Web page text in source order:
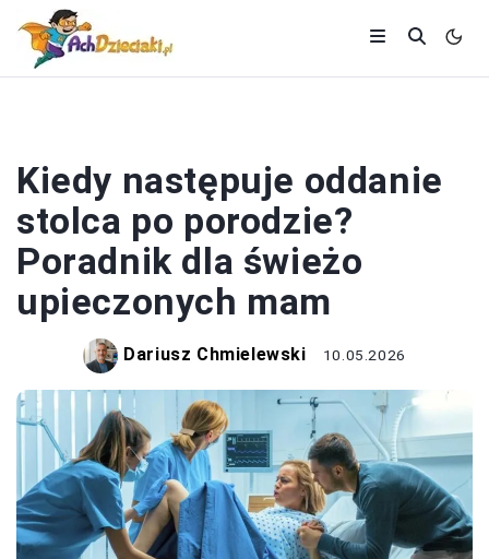
Kiedy następuje oddanie
stolca po porodzie?
Poradnik dla świeżo
upieczonych mam
Dariusz Chmielewski 10.05.2026